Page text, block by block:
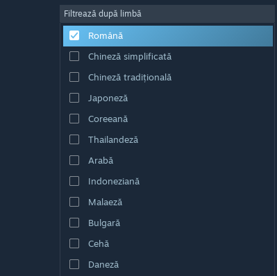
Filtrează după limbă
Română
Chineză simplificată
Chineză tradițională
Japoneză
Coreeană
Thailandeză
Arabă
Indoneziană
Malaeză
Bulgară
Cehă
Daneză